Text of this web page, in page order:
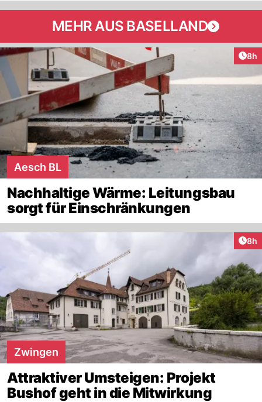
MEHR AUS BASELLAND
8h
Aesch BL
Nachhaltige Wärme: Leitungsbau
sorgt für Einschränkungen
8h
Zwingen
Attraktiver Umsteigen: Projekt
Bushof geht in die Mitwirkung